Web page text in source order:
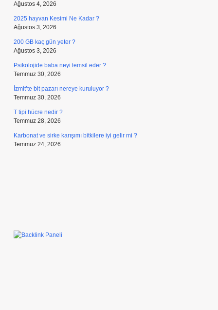
Ağustos 4, 2026
2025 hayvan Kesimi Ne Kadar ?
Ağustos 3, 2026
200 GB kaç gün yeter ?
Ağustos 3, 2026
Psikolojide baba neyi temsil eder ?
Temmuz 30, 2026
İzmit’te bit pazarı nereye kuruluyor ?
Temmuz 30, 2026
T tipi hücre nedir ?
Temmuz 28, 2026
Karbonat ve sirke karışımı bitkilere iyi gelir mi ?
Temmuz 24, 2026